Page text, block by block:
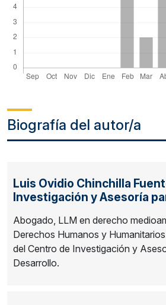
Biografía del autor/a
Luis Ovidio Chinchilla
Investigación y Asesoría
Abogado, LLM en derecho
Derechos Humanos y
del Centro de Investigación y
Desarrollo.